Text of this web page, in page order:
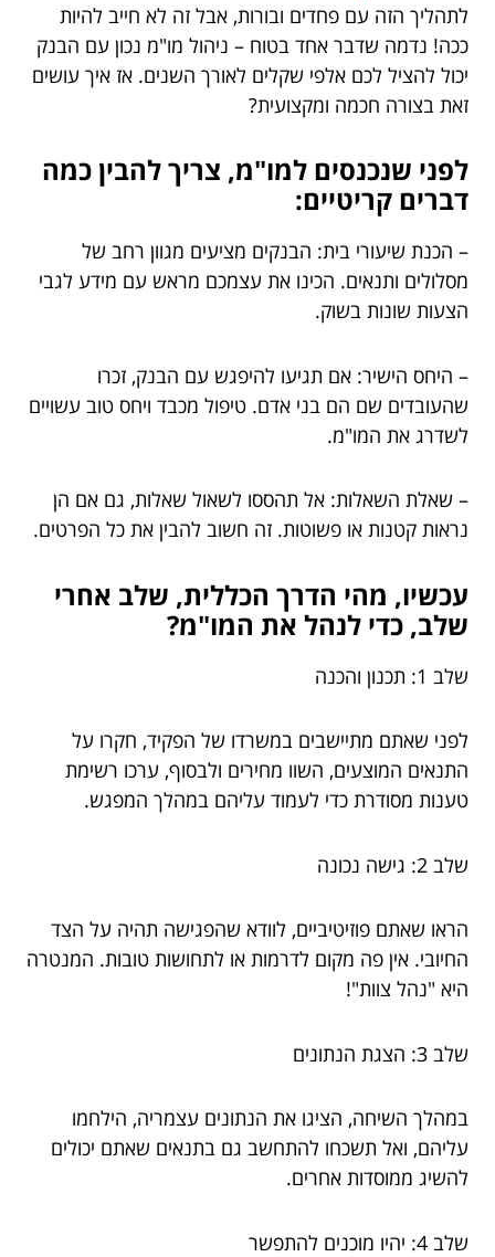
לתהליך הזה עם פחדים ובורות, אבל זה לא חייב להיות
ככה! נדמה שדבר אחד בטוח – ניהול מו"מ נכון עם הבנק
יכול להציל לכם אלפי שקלים לאורך השנים. אז איך עושים
זאת בצורה חכמה ומקצועית?
לפני שנכנסים למו"מ, צריך להבין כמה
דברים קריטיים:
– הכנת שיעורי בית: הבנקים מציעים מגוון רחב של
מסלולים ותנאים. הכינו את עצמכם מראש עם מידע לגבי
הצעות שונות בשוק.
– היחס הישיר: אם תגיעו להיפגש עם הבנק, זכרו
שהעובדים שם הם בני אדם. טיפול מכבד ויחס טוב עשויים
לשדרג את המו"מ.
– שאלת השאלות: אל תהססו לשאול שאלות, גם אם הן
נראות קטנות או פשוטות. זה חשוב להבין את כל הפרטים.
עכשיו, מהי הדרך הכללית, שלב אחרי
שלב, כדי לנהל את המו"מ?
שלב 1: תכנון והכנה
לפני שאתם מתיישבים במשרדו של הפקיד, חקרו על
התנאים המוצעים, השוו מחירים ולבסוף, ערכו רשימת
טענות מסודרת כדי לעמוד עליהם במהלך המפגש.
שלב 2: גישה נכונה
הראו שאתם פוזיטיביים, לוודא שהפגישה תהיה על הצד
החיובי. אין פה מקום לדרמות או לתחושות טובות. המנטרה
היא "נהל צוות"!
שלב 3: הצגת הנתונים
במהלך השיחה, הציגו את הנתונים עצמריה, הילחמו
עליהם, ואל תשכחו להתחשב גם בתנאים שאתם יכולים
להשיג ממוסדות אחרים.
שלב 4: יהיו מוכנים להתפשר